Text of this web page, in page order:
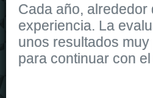
Cada año,
experiencia. La
unos resultados
para continuar con